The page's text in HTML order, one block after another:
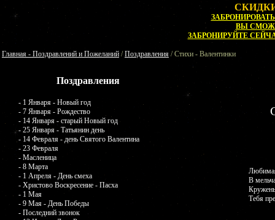
ВЫ
ЗАБРОНИРУЙТЕ
Главная - Поздравлений и Пожеланий /Поздравления / Стихи - Валентинки
Поздравления
- 1 Января - Новый год
- 7 Января - Рождество
- 14 Января - старый Новый год
- 25 Января - Татьянин день
- 14 Февраля - день Святого Валентина
- 23 Февраля
- Масленица
- 8 Марта
- 1 Апреля - День смеха
- Христово Воскресение - Пасха
- 1 Мая
- 9 Мая - День Победы
- Последний звонок
В
Тебя